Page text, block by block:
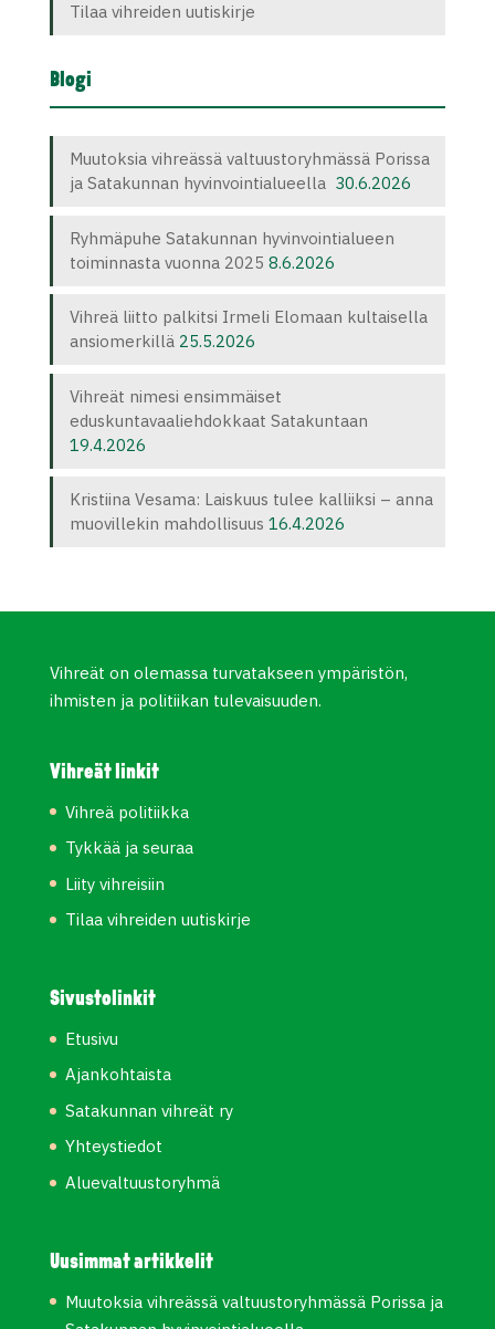
Tilaa vihreiden uutiskirje
Blogi
Muutoksia vihreässä valtuustoryhmässä Porissa
ja Satakunnan hyvinvointialueella 30.6.2026
Ryhmäpuhe Satakunnan hyvinvointialueen
toiminnasta vuonna 2025 8.6.2026
Vihreä liitto palkitsi Irmeli Elomaan kultaisella
ansiomerkillä 25.5.2026
Vihreät nimesi ensimmäiset
eduskuntavaaliehdokkaat Satakuntaan
19.4.2026
Kristiina Vesama: Laiskuus tulee kalliiksi – anna
muovillekin mahdollisuus 16.4.2026
Vihreät on olemassa turvatakseen ympäristön,
ihmisten ja politiikan tulevaisuuden.
Vihreät linkit
Vihreä politiikka
Tykkää ja seuraa
Liity vihreisiin
Tilaa vihreiden uutiskirje
Sivustolinkit
Etusivu
Ajankohtaista
Satakunnan vihreät ry
Yhteystiedot
Aluevaltuustoryhmä
Uusimmat artikkelit
Muutoksia vihreässä valtuustoryhmässä Porissa ja